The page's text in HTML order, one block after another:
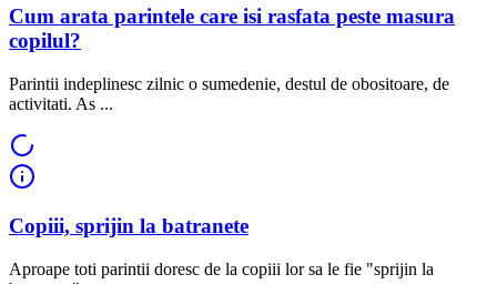
Cum arata parintele care isi rasfata peste masura
copilul?
Parintii indeplinesc zilnic o sumedenie, destul de obositoare, de
activitati. As ...
Copiii, sprijin la batranete
Aproape toti parintii doresc de la copiii lor sa le fie "sprijin la